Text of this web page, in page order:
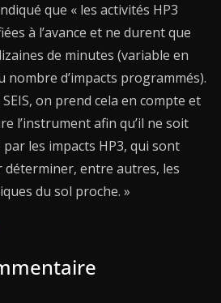
que « les activités HP3
à l’avance et ne durent que
de minutes (variable en
nombre d’impacts programmés).
on prend cela en compte et
l’instrument afin qu’il ne soit
les impacts HP3, qui sont
déterminer, entre autres, les
du sol proche. »